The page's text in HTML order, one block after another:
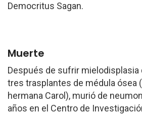
Democritus Sagan.
Muerte
Después de sufrir mielodisplasia
tres trasplantes de médula ósea
hermana Carol), murió de
años en el Centro de